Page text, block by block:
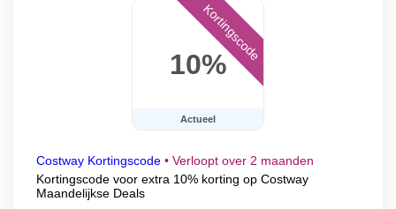
10%
Actueel
Kortingscode
Costway Kortingscode • Verloopt over 2 maanden
Kortingscode voor extra 10% korting op Costway
Maandelijkse Deals